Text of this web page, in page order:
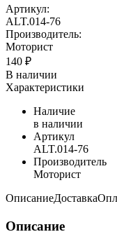
Артикул:
ALT.014-76
Производитель:
Моторист
140 ₽
В наличии
Характеристики
Наличие
в наличии
Артикул
ALT.014-76
Производитель
Моторист
ОписаниеДоставка
Описание